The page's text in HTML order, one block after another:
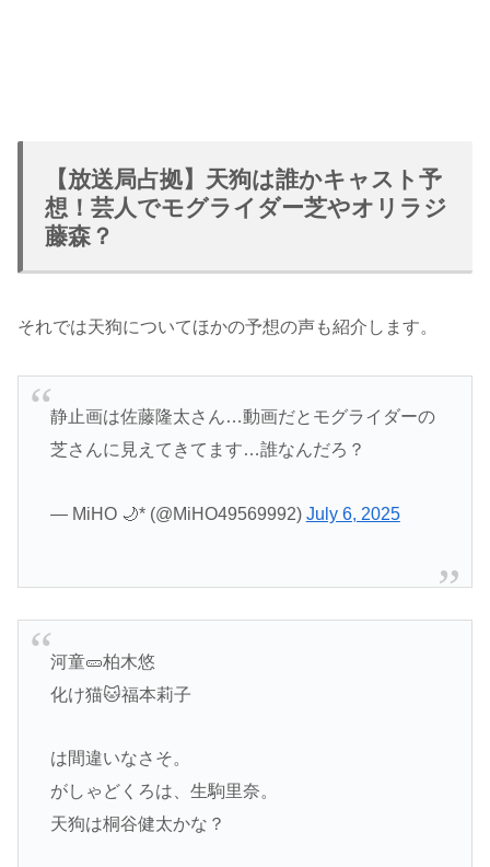
【放送局占拠】天狗は誰かキャスト予
想！芸人でモグライダー芝やオリラジ
藤森？
それでは天狗についてほかの予想の声も紹介します。
静止画は佐藤隆太さん…動画だとモグライダーの
芝さんに見えてきてます…誰なんだろ？
— MiHO️ 🌙* (@MiHO49569992) July 6, 2025
河童🥒柏木悠
化け猫🐱福本莉子
は間違いなさそ。
がしゃどくろは、生駒里奈。
天狗は桐谷健太かな？